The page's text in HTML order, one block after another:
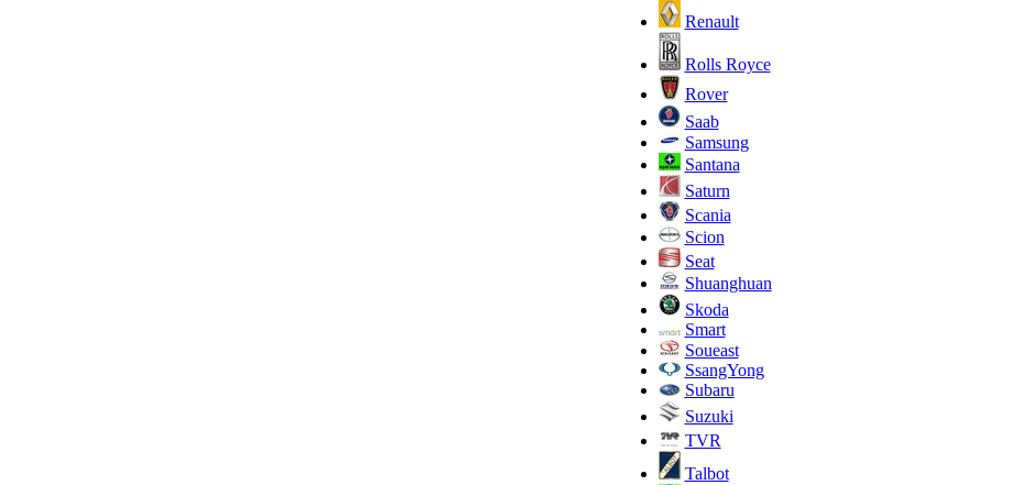
Renault
Rolls Royce
Rover
Saab
Samsung
Santana
Saturn
Scania
Scion
Seat
Shuanghuan
Skoda
Smart
Soueast
SsangYong
Subaru
Suzuki
TVR
Talbot